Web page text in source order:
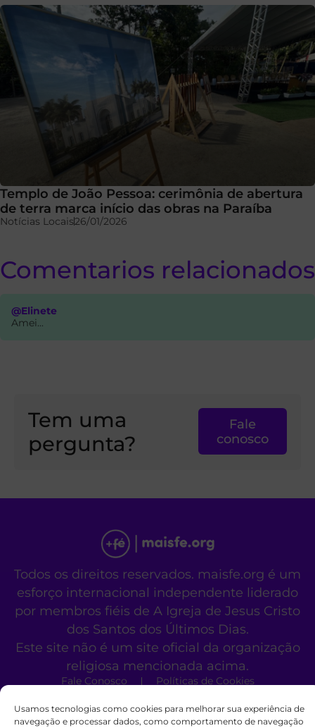
Usamos tecnologias como cookies para melhorar sua experiência de
navegação e processar dados, como comportamento de navegação
Templo de João Pessoa: cerimônia de abertura
de terra marca início das obras na Paraíba
Notícias Locais26/01/2026
Comentarios relacionados
@Elinete
Amei...
Tem uma
pergunta?
Fale
conosco
Todos os direitos reservados. maisfe.org é um
esforço internacional independente liderado
por membros fiéis de A Igreja de Jesus Cristo
dos Santos dos Últimos Dias.
Este site não é um site oficial da organização
religiosa mencionada acima.
Fale Conosco Políticas de Cookies